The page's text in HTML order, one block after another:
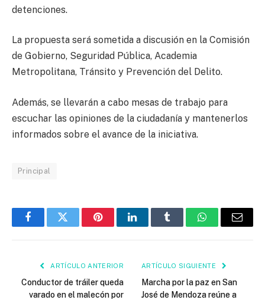
detenciones.
La propuesta será sometida a discusión en la Comisión
de Gobierno, Seguridad Pública, Academia
Metropolitana, Tránsito y Prevención del Delito.
Además, se llevarán a cabo mesas de trabajo para
escuchar las opiniones de la ciudadanía y mantenerlos
informados sobre el avance de la iniciativa.
Principal
FacebookTwitter PinterestLinkedInTumblr WhatsAppEmail
ARTÍCULO ANTERIOR
Conductor de tráiler queda
varado en el malecón por
ARTÍCULO SIGUIENTE
Marcha por la paz en San
José de Mendoza reúne a